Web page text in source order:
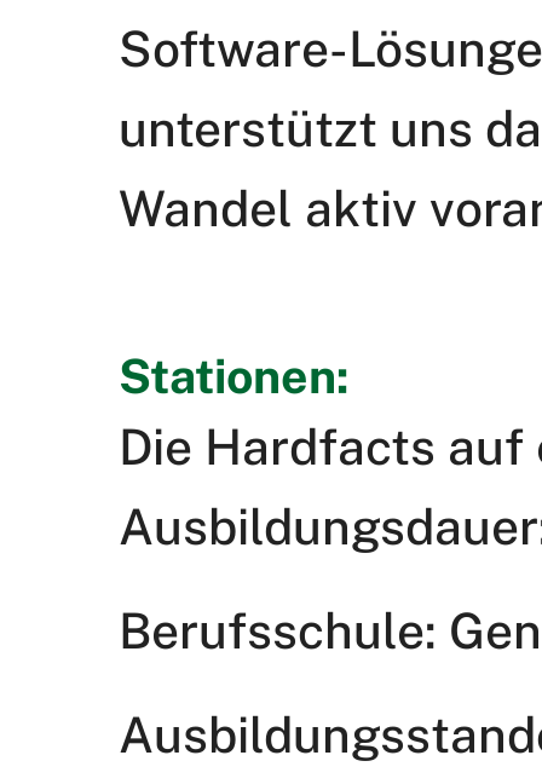
Software-
unterstützt uns
Wandel aktiv
Stationen:
Die Hardfacts auf
Berufsschule: